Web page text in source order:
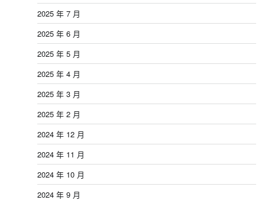
2025 年 7 月
2025 年 6 月
2025 年 5 月
2025 年 4 月
2025 年 3 月
2025 年 2 月
2024 年 12 月
2024 年 11 月
2024 年 10 月
2024 年 9 月